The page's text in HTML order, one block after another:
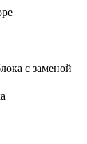
с заменой